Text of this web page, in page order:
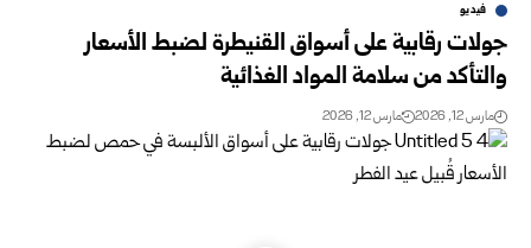
فيديو
جولات رقابية على أسواق القنيطرة لضبط الأسعار
والتأكد من سلامة المواد الغذائية
مارس 12, 2026 مارس 12, 2026